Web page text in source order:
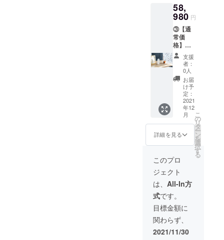
しいプロダ
クトを私た
ちが日本の
総代理店と
して日本限
定モデルを
販売いたし
特別価格で
皆さんにお
届けします
ので、ぜひ
世界品質の
光美容器を
体感くださ
い！
ロホワ
イト）
・カミ
ソリ ・
サング
ラス ・
充電器
・取扱
説明書
用 ※日
本限定
モデル
の色は
「レト
ロホワ
イト」
のみの
お取り
扱いと
なりま
す。
パッ
ケージ
内容 ・
JOVS
mini ×
ロホワ
イト）
・カミ
ソリ ・
サング
ラス ・
充電器
・取扱
説明書
58,
980 円
③【通
常価
格】
58,980
円（税
込） ※
送料無
料（日
本国内
限定）
JOVS
mini 日
本限定
モデル
×１台
男女兼
用 ※日
本限定
モデル
の色は
「レト
ロホワ
イト」
のみの
お取り
扱いと
なりま
支援
者：
0人
お届
け予
定：
2021
年12
月
詳細を見る
こ
の
リ
タ
ー
ン
を
選
択
す
る
このプロ
ジェクト
は、 All-In方
式です。
目標金額に
関わらず、
2021/11/30